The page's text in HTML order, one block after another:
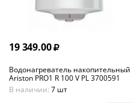
19 349.00
Водонагреватель накопительный
Ariston PRO1 R 100 V PL 3700591
В наличии: 7 шт